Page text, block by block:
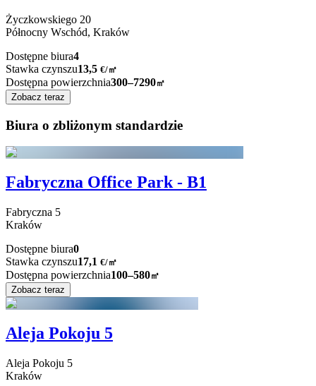
Życzkowskiego 20
Północny Wschód, Kraków
Dostępne biura4
Stawka czynszu13,5 €/㎡
Dostępna powierzchnia300–7290㎡
Zobacz teraz
Biura o zbliżonym standardzie
Fabryczna Office Park - B1
Fabryczna 5
Kraków
Dostępne biura0
Stawka czynszu17,1 €/㎡
Dostępna powierzchnia100–580㎡
Zobacz teraz
Aleja Pokoju 5
Aleja Pokoju 5
Kraków